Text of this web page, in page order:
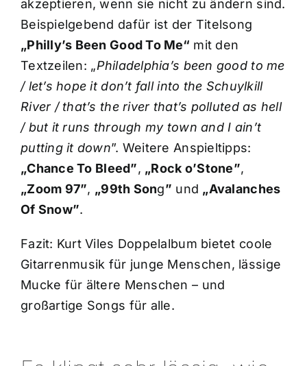
akzeptieren, wenn sie nicht zu ändern sind.
Beispielgebend dafür ist der Titelsong
„Philly’s Been Good To Me“ mit den
Textzeilen: „Philadelphia’s been good to me
/ let’s hope it don’t fall into the Schuylkill
River / that’s the river that’s polluted as hell
/ but it runs through my town and I ain’t
putting it down”. Weitere Anspieltipps:
„Chance To Bleed”, „Rock o’Stone”,
„Zoom 97”, „99th Song” und „Avalanches
Of Snow”.
Fazit: Kurt Viles Doppelalbum bietet coole
Gitarrenmusik für junge Menschen, lässige
Mucke für ältere Menschen – und
großartige Songs für alle.